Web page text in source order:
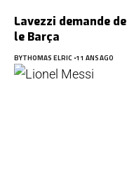
Lavezzi demande
le Barça
BYTHOMAS ELRIC 11 ANS AGO